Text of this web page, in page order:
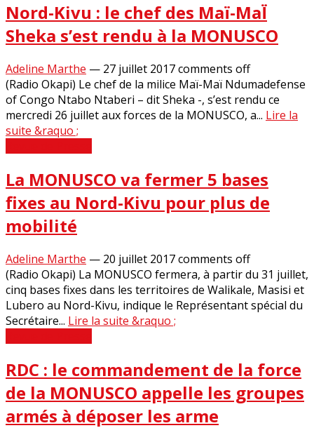
Nord-Kivu : le chef des Maï-MaÏ
Sheka s’est rendu à la MONUSCO
Adeline Marthe — 27 juillet 2017comments off
(Radio Okapi) Le chef de la milice Maï-Maï Ndumadefense
of Congo Ntabo Ntaberi – dit Sheka -, s’est rendu ce
mercredi 26 juillet aux forces de la MONUSCO, a... Lire la
suite &raquo ;
La MONUSCO va fermer 5 bases
fixes au Nord-Kivu pour plus de
mobilité
Adeline Marthe — 20 juillet 2017comments off
(Radio Okapi) La MONUSCO fermera, à partir du 31 juillet,
cinq bases fixes dans les territoires de Walikale, Masisi et
Lubero au Nord-Kivu, indique le Représentant spécial du
Secrétaire... Lire la suite &raquo ;
RDC : le commandement de la force
de la MONUSCO appelle les groupes
armés à déposer les arme